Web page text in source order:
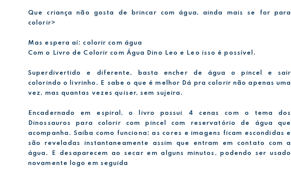
Que criança não gosta de brincar com água, ainda mais se for para
colorir>
Mas espera aí: colorir com água
Com o Livro de Colorir com Água Dino Leo e Leo isso é possível.
Superdivertido e diferente, basta encher de água o pincel e sair
colorindo o livrinho. E sabe o que é melhor Dá pra colorir não apenas uma
vez, mas quantas vezes quiser, sem sujeira.
Encadernado em espiral, o livro possui 4 cenas com o tema dos
Dinossauros para colorir com pincel com reservatório de água que
acompanha. Saiba como funciona: as cores e imagens ficam escondidas e
são reveladas instantaneamente assim que entram em contato com a
água. E desaparecem ao secar em alguns minutos, podendo ser usado
novamente logo em seguida